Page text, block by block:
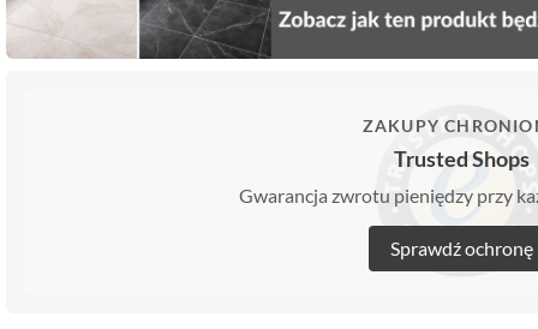
ZAKUPY
Trusted Shops
Gwarancja zwrotu pieniędzy przy
Sprawdź ochronę